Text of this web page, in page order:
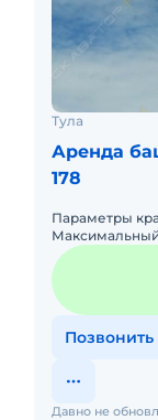
Тула
Аренда
178
Параметры
Позвонить
Давно не